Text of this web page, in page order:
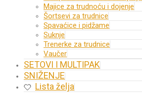
Majice za trudnoću i dojenje
Šortsevi za trudnice
Spavaćice i pidžame
Suknje
Trenerke za trudnice
Vaučer
SETOVI I MULTIPAK
SNIŽENJE
Lista želja